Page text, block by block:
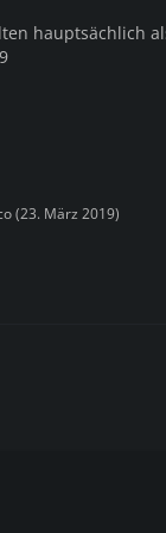
hauptsächlich
(23. März 2019)